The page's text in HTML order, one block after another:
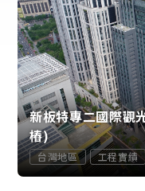
新板特專二國際觀
樁)
台灣地區 工程實績